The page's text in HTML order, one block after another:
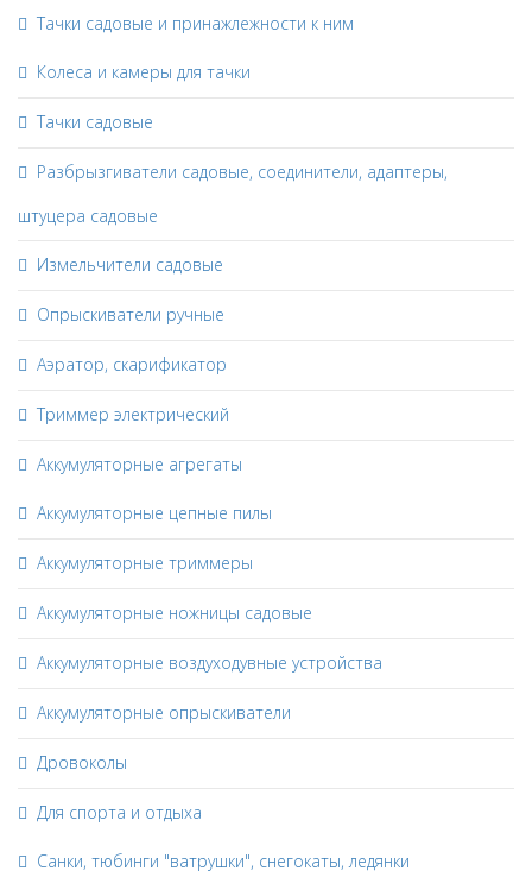
Тачки садовые и принажлежности к ним
Колеса и камеры для тачки
Тачки садовые
Разбрызгиватели садовые, соединители, адаптеры,
штуцера садовые
Измельчители садовые
Опрыскиватели ручные
Аэратор, скарификатор
Триммер электрический
Аккумуляторные агрегаты
Аккумуляторные цепные пилы
Аккумуляторные триммеры
Аккумуляторные ножницы садовые
Аккумуляторные воздуходувные устройства
Аккумуляторные опрыскиватели
Дровоколы
Для спорта и отдыха
Санки, тюбинги "ватрушки", снегокаты, ледянки